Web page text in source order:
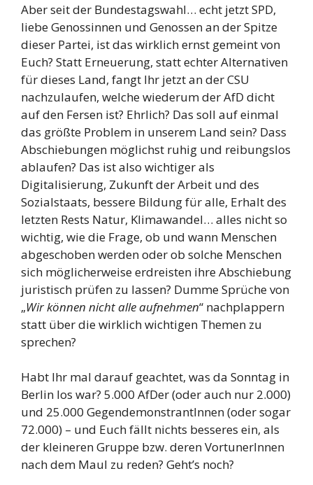
Aber seit der Bundestagswahl… echt jetzt SPD,
liebe Genossinnen und Genossen an der Spitze
dieser Partei, ist das wirklich ernst gemeint von
Euch? Statt Erneuerung, statt echter Alternativen
für dieses Land, fangt Ihr jetzt an der CSU
nachzulaufen, welche wiederum der AfD dicht
auf den Fersen ist? Ehrlich? Das soll auf einmal
das größte Problem in unserem Land sein? Dass
Abschiebungen möglichst ruhig und reibungslos
ablaufen? Das ist also wichtiger als
Digitalisierung, Zukunft der Arbeit und des
Sozialstaats, bessere Bildung für alle, Erhalt des
letzten Rests Natur, Klimawandel… alles nicht so
wichtig, wie die Frage, ob und wann Menschen
abgeschoben werden oder ob solche Menschen
sich möglicherweise erdreisten ihre Abschiebung
juristisch prüfen zu lassen? Dumme Sprüche von
„Wir können nicht alle aufnehmen“ nachplappern
statt über die wirklich wichtigen Themen zu
sprechen?
Habt Ihr mal darauf geachtet, was da Sonntag in
Berlin los war? 5.000 AfDer (oder auch nur 2.000)
und 25.000 GegendemonstrantInnen (oder sogar
72.000) – und Euch fällt nichts besseres ein, als
der kleineren Gruppe bzw. deren VortunerInnen
nach dem Maul zu reden? Geht’s noch?